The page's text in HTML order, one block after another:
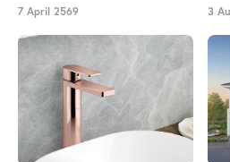
อยู่ในสถานการณ์ 'ชักหน้าไม่ถึง
ESTOPOLIS แนะนำ :
อยากคำนวณสินเชื่อเพื่อเตรีย
7 April 2569 3